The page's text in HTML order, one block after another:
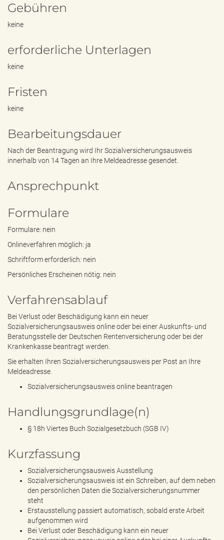
Gebühren
keine
erforderliche Unterlagen
keine
Fristen
keine
Bearbeitungsdauer
Nach der Beantragung wird Ihr Sozialversicherungsausweis
innerhalb von 14 Tagen an Ihre Meldeadresse gesendet.
Ansprechpunkt
Formulare
Formulare: nein
Onlineverfahren möglich: ja
Schriftform erforderlich: nein
Persönliches Erscheinen nötig: nein
Verfahrensablauf
Bei Verlust oder Beschädigung kann ein neuer
Sozialversicherungsausweis online oder bei einer Auskunfts- und
Beratungsstelle der Deutschen Rentenversicherung oder bei der
Krankenkasse beantragt werden.
Sie erhalten Ihren Sozialversicherungsausweis per Post an Ihre
Meldeadresse.
Sozialversicherungsausweis online beantragen
Handlungsgrundlage(n)
§ 18h Viertes Buch Sozialgesetzbuch (SGB IV)
Kurzfassung
Sozialversicherungsausweis Ausstellung
Sozialversicherungsausweis ist ein Schreiben, auf dem neben
den persönlichen Daten die Sozialversicherungsnummer
steht
Erstausstellung passiert automatisch, sobald erste Arbeit
aufgenommen wird
Bei Verlust oder Beschädigung kann ein neuer